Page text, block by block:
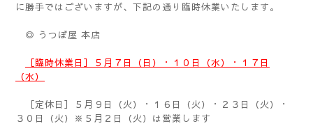
に勝手ではございますが、下記の通り臨時休業いたします。
◎ うつぼ屋 本店
［臨時休業日］５月７日（日）・１０日（水）・１７日
（水）
［定休日］５月９日（火）・１６日（火）・２３日（火）・
３０日（火）※５月２日（火）は営業します